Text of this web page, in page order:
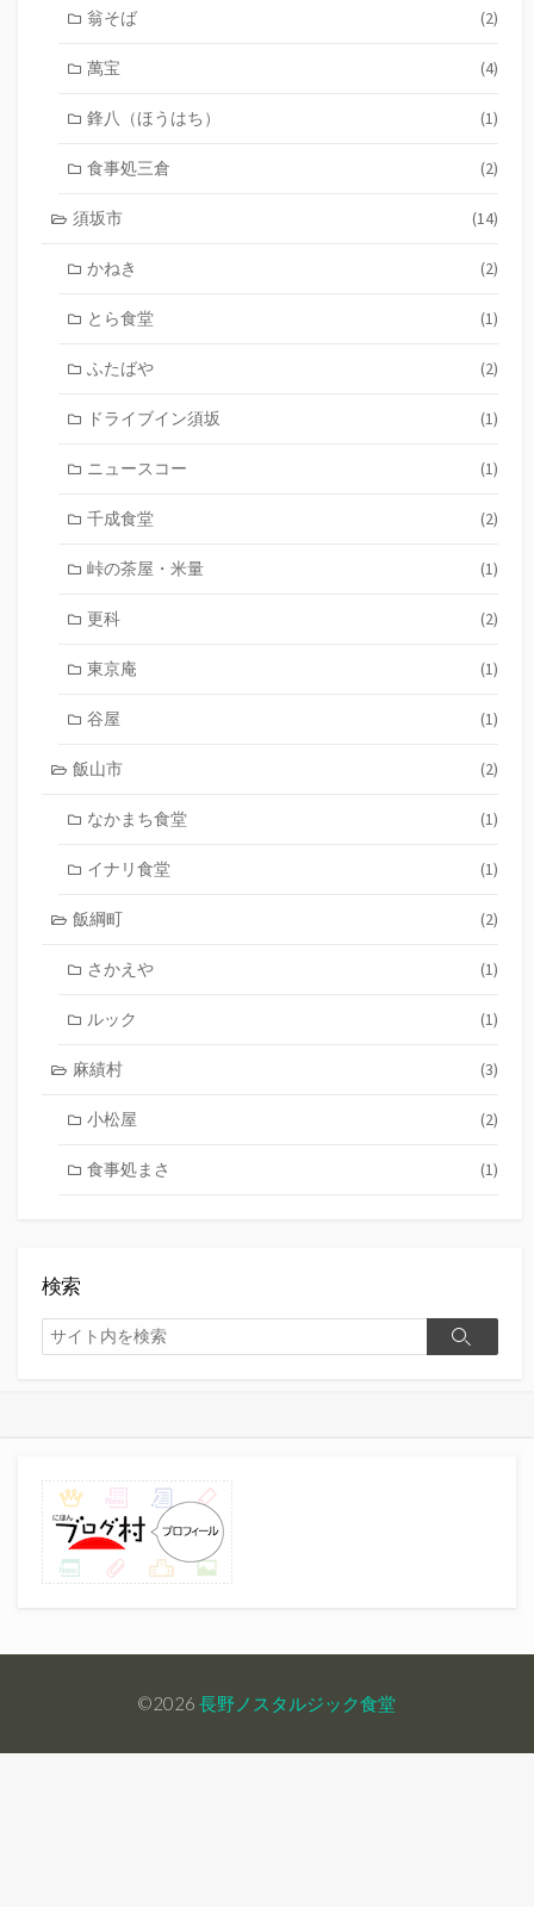
翁そば (2)
萬宝 (4)
鋒八（ほうはち） (1)
食事処三倉 (2)
須坂市 (14)
かねき (2)
とら食堂 (1)
ふたばや (2)
ドライブイン須坂 (1)
ニュースコー (1)
千成食堂 (2)
峠の茶屋・米量 (1)
更科 (2)
東京庵 (1)
谷屋 (1)
飯山市 (2)
なかまち食堂 (1)
イナリ食堂 (1)
飯綱町 (2)
さかえや (1)
ルック (1)
麻績村 (3)
小松屋 (2)
食事処まさ (1)
検索
検
索
検
©2026 長野ノスタルジック食堂